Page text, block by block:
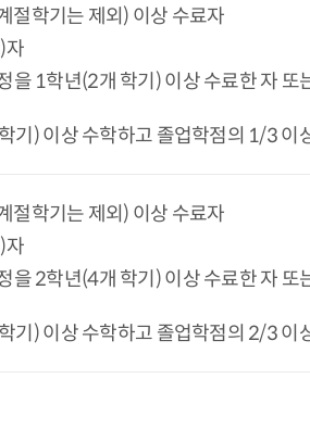
절학기는 제외) 이상 수료자
자
을 1학년(2개 학기) 이상 수료한 자 또
기) 이상 수학하고 졸업학점의 1/3 이
절학기는 제외) 이상 수료자
자
을 2학년(4개 학기) 이상 수료한 자 또
기) 이상 수학하고 졸업학점의 2/3 이